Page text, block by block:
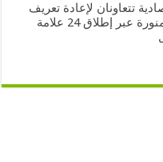
تتعاونان لإعادة تعريف
مفهوم وجهات التجزئة في المدينة المنورة عبر إطلاق 24 علامة